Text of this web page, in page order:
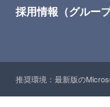
採用情報（グルー
推奨環境：最新版の